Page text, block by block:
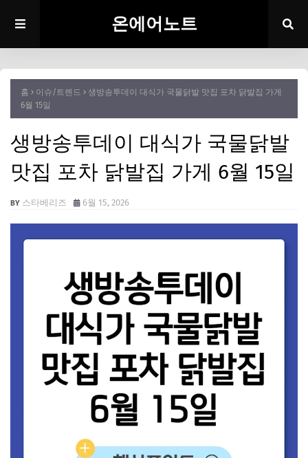
온에어노트
홈 이슈/트렌드
생방송투데이 대식가 국물닭발 맛집 포차 닭발집 가게
6월 15일
생방송투데이 대식가 국물닭발
맛집 포차 닭발집 가게 6월 15일
스타베리즈 6월 15, 2026